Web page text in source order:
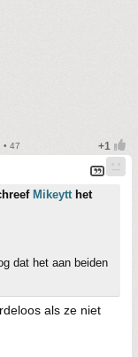
• 47
Mikeytthet
dat het aan beiden
als ze niet